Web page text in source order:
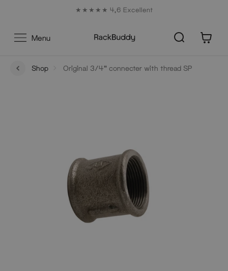
★★★★★ 4,6 Excellent
Menu
Shop Original 3/4" connecter with thread SP